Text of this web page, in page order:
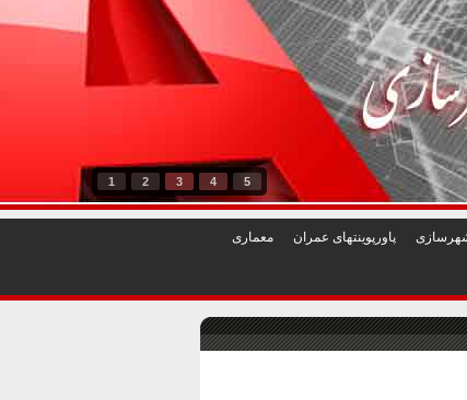
1 2 3 4 5
شهرسازی پاورپوينتهای عمران معماری